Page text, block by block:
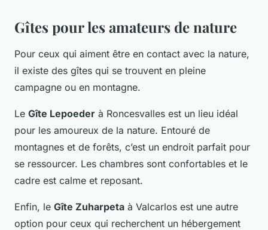
Gîtes pour les amateurs de nature
Pour ceux qui aiment être en contact avec la nature,
il existe des gîtes qui se trouvent en pleine
campagne ou en montagne.
Le Gîte Lepoeder à Roncesvalles est un lieu idéal
pour les amoureux de la nature. Entouré de
montagnes et de forêts, c’est un endroit parfait pour
se ressourcer. Les chambres sont confortables et le
cadre est calme et reposant.
Enfin, le Gîte Zuharpeta à Valcarlos est une autre
option pour ceux qui recherchent un hébergement